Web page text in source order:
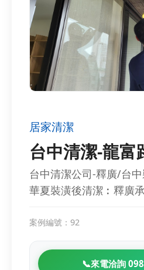
居家清潔
台中清潔-龍富
台中清潔公司-釋廣/台
華夏裝潢後清潔︰釋廣
案例編號：92
📞來電洽詢